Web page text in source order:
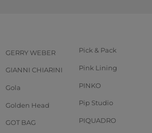
GERRY WEBER
GIANNI CHIARINI
Gola
Golden Head
GOT BAG
Pick & Pack
Pink Lining
PINKO
Pip Studio
PIQUADRO